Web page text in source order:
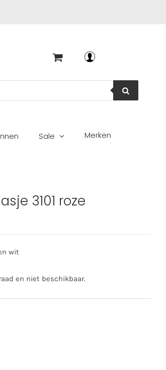
Sale Merken
3101 roze
wit
en niet beschikbaar.